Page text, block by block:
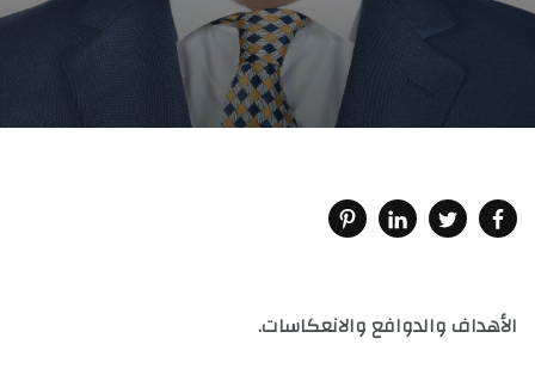
الأهداف والدوافع والانعكاسات.